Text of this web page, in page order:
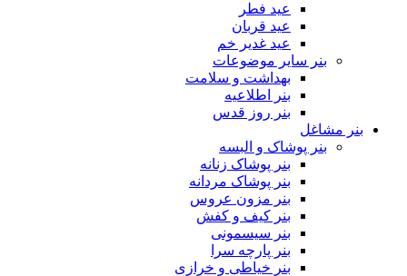
عید فطر
عید قربان
عید غدیر خم
بنر سایر موضوعات
بهداشت و سلامت
بنر اطلاعیه
بنر روز قدس
بنر مشاغل
بنر پوشاک و البسه
بنر پوشاک زنانه
بنر پوشاک مردانه
بنر مزون عروس
بنر کیف و کفش
بنر سیسمونی
بنر پارچه سرا
بنر خیاطی و خرازی